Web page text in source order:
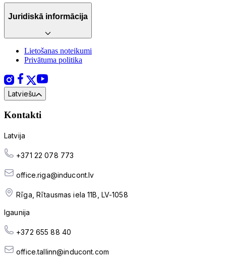
Juridiskā informācija
Lietošanas noteikumi
Privātuma politika
Latviešu
Kontakti
Latvija
+371 22 078 773
office.riga@inducont.lv
Rīga, Rītausmas iela 11B, LV-1058
Igaunija
+372 655 88 40
office.tallinn@inducont.com